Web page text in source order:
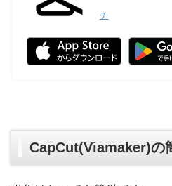
チ
CapCut(Viamaker)の